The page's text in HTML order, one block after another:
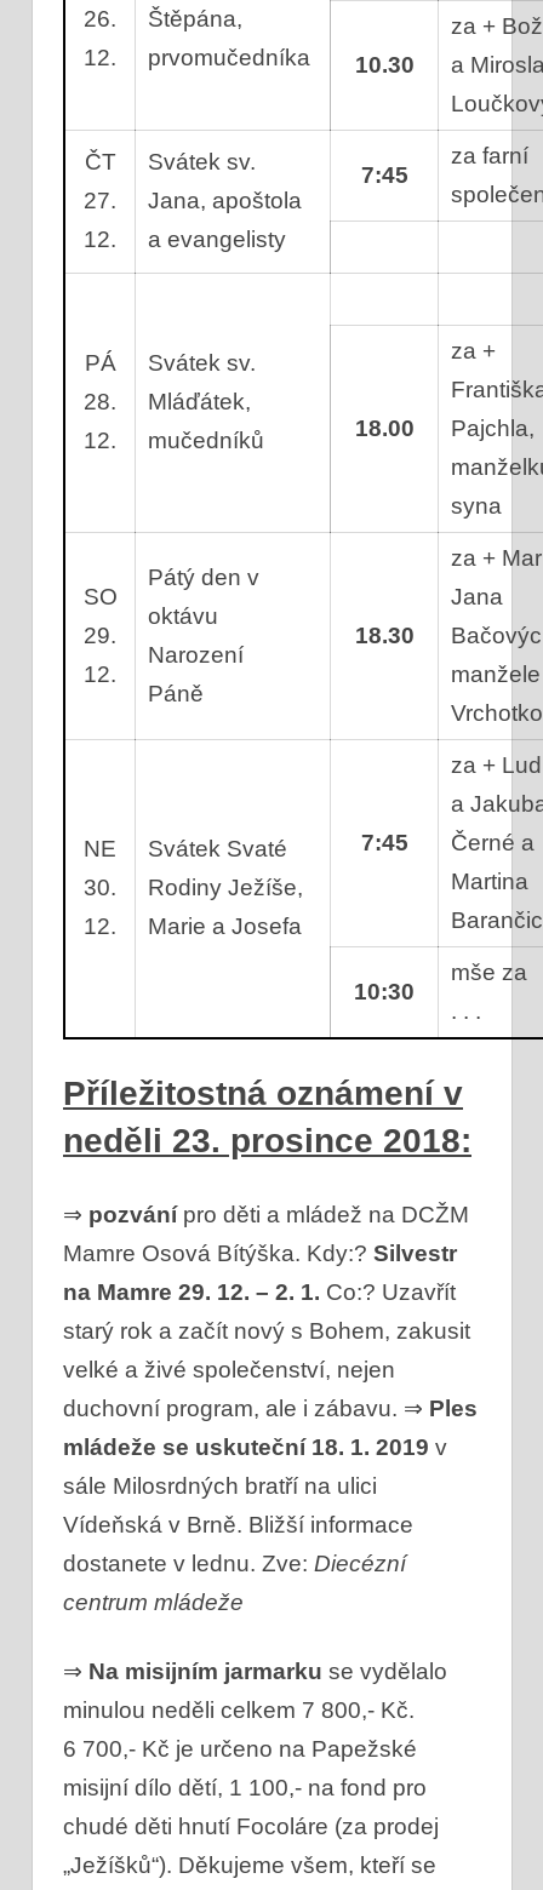
26.
12.
Štěpána,
prvomučedníka
10.30
za +
a
ČT
27.
12.
Svátek sv.
Jana, apoštola
a evangelisty
7:45
za farní
PÁ
28.
12.
Svátek sv.
Mláďátek,
mučedníků
18.00
za +
Pajchla,
syna
SO
29.
12.
Pátý den v
oktávu
Narození
Páně
18.30
za +
Jana
manžele
NE
30.
12.
Svátek Svaté
Rodiny Ježíše,
Marie a Josefa
7:45
za +
a
Černé a
Martina
10:30
mše za
. . .
Příležitostná oznámení v
neděli 23. prosince 2018:
⇒ pozvánípro děti a mládež na DCŽM
Mamre Osová Bítýška. Kdy:? Silvestr
na Mamre 29. 12. – 2. 1. Co:? Uzavřít
starý rok a začít nový s Bohem, zakusit
velké a živé společenství, nejen
duchovní program, ale i zábavu. ⇒ Ples
mládeže se uskuteční 18. 1. 2019 v
sále Milosrdných bratří na ulici
Vídeňská v Brně. Bližší informace
dostanete v lednu. Zve: Diecézní
centrum mládeže
⇒ Na misijním jarmarku se vydělalo
minulou neděli celkem 7 800,- Kč.
6 700,- Kč je určeno na Papežské
misijní dílo dětí, 1 100,- na fond pro
chudé děti hnutí Focoláre (za prodej
„Ježíšků“). Děkujeme všem, kteří se